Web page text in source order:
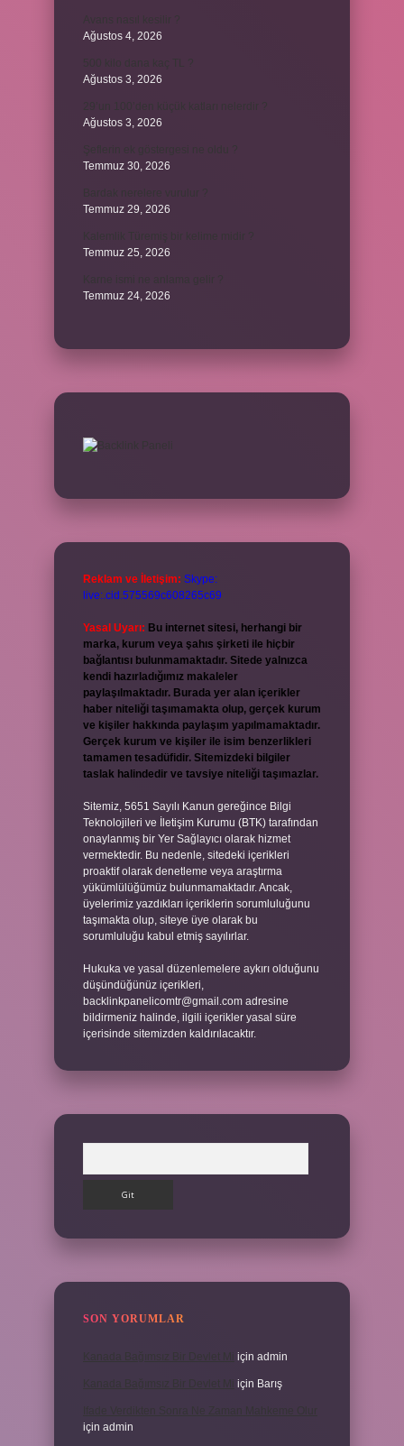
Ağustos 4, 2026
Ağustos 3, 2026
Ağustos 3, 2026
Temmuz 30, 2026
Temmuz 29, 2026
Temmuz 25, 2026
Temmuz 24, 2026
Reklam ve İletişim: Skype:
live:.cid.575569c608265c69
Yasal Uyarı: Bu internet sitesi, herhangi bir
marka, kurum veya şahıs şirketi ile hiçbir
bağlantısı bulunmamaktadır. Sitede yalnızca
kendi hazırladığımız makaleler
paylaşılmaktadır. Burada yer alan içerikler
haber niteliği taşımamakta olup, gerçek kurum
ve kişiler hakkında paylaşım yapılmamaktadır.
Gerçek kurum ve kişiler ile isim benzerlikleri
tamamen tesadüfidir. Sitemizdeki bilgiler
taslak halindedir ve tavsiye niteliği taşımazlar.
Sitemiz, 5651 Sayılı Kanun gereğince Bilgi
Teknolojileri ve İletişim Kurumu (BTK) tarafından
onaylanmış bir Yer Sağlayıcı olarak hizmet
vermektedir. Bu nedenle, sitedeki içerikleri
proaktif olarak denetleme veya araştırma
yükümlülüğümüz bulunmamaktadır. Ancak,
üyelerimiz yazdıkları içeriklerin sorumluluğunu
taşımakta olup, siteye üye olarak bu
sorumluluğu kabul etmiş sayılırlar.
Hukuka ve yasal düzenlemelere aykırı olduğunu
düşündüğünüz içerikleri,
backlinkpanelicomtr@gmail.com adresine
bildirmeniz halinde, ilgili içerikler yasal süre
içerisinde sitemizden kaldırılacaktır.
SON YORUMLAR
için admin
için Barış
için admin